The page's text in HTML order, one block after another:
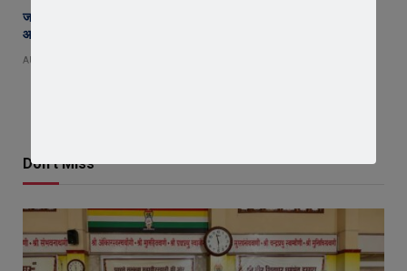
जावरा सिविल हॉस्पिटल में कमाल! 70 वर्षीय महिला के कूल्हे का सफल ऑपरेशन,
आयुष्मान से इलाज हुआ नि:शुल्क
AUGUST 8, 2026
Don't Miss